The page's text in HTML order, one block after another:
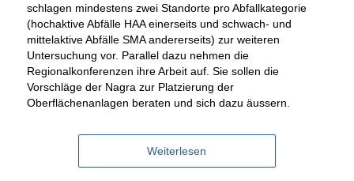
schlagen mindestens zwei Standorte pro Abfallkategorie
(hochaktive Abfälle HAA einerseits und schwach- und
mittelaktive Abfälle SMA andererseits) zur weiteren
Untersuchung vor. Parallel dazu nehmen die
Regionalkonferenzen ihre Arbeit auf. Sie sollen die
Vorschläge der Nagra zur Platzierung der
Oberflächenanlagen beraten und sich dazu äussern.
Weiterlesen